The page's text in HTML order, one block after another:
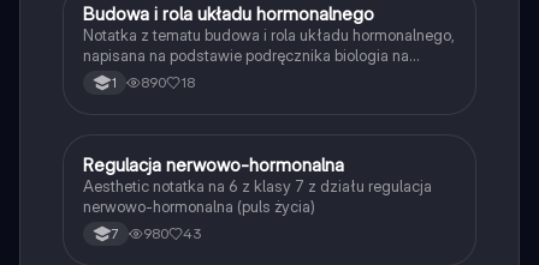
Biologia
Budowa i rola układu hormonalnego
Notatka z tematu budowa i rola układu hormonalnego,
napisana na podstawie podręcznika biologia na
czasie 4 zakres rozszerzony nowa era.
1 890 18
Biologia
Regulacja nerwowo-hormonalna
Aesthetic notatka na 6 z klasy 7 z działu regulacja
nerwowo-hormonalna (puls życia)
7 980 43